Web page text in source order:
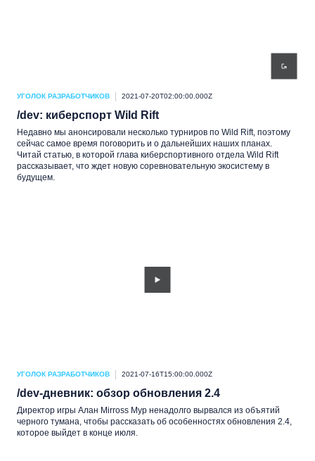
УГОЛОК РАЗРАБОТЧИКОВ 2021-07-20T02:00:00.000Z
/dev: киберспорт Wild Rift
Недавно мы анонсировали несколько турниров по Wild Rift, поэтому
сейчас самое время поговорить и о дальнейших наших планах.
Читай статью, в которой глава киберспортивного отдела Wild Rift
рассказывает, что ждет новую соревновательную экосистему в
будущем.
УГОЛОК РАЗРАБОТЧИКОВ 2021-07-16T15:00:00.000Z
/dev-дневник: обзор обновления 2.4
Директор игры Алан Mirross Мур ненадолго вырвался из объятий
черного тумана, чтобы рассказать об особенностях обновления 2.4,
которое выйдет в конце июля.